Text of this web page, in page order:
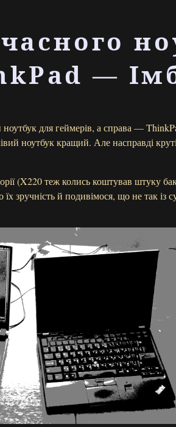
—
для геймерів, а справа —
ноутбук кращий. Але насправді
(X220 теж колись коштував штуку
зручність й подивімося, що не так із